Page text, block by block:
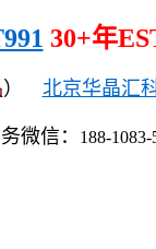
30+年
） 北京华晶汇
微信： 188-1083-